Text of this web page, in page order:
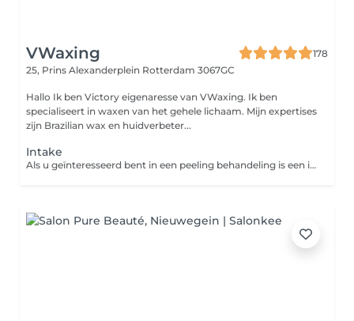
VWaxing
178
25, Prins Alexanderplein Rotterdam 3067GC
Hallo Ik ben Victory eigenaresse van VWaxing. Ik ben
specialiseert in waxen van het gehele lichaam. Mijn expertises
zijn Brazilian wax en huidverbeter...
Intake
Als u geïnteresseerd bent in een peeling behandeling is een intakegesprek meestal nodig. Tijdens dit gesprek maken wij kennis met u en uw huid, brengt de voorgeschiedenis en uw klachten in kaart en beoordeelt of u veilig behandeld kan worden. Op basis daarvan zal samen met u een behandelplan opgesteld worden. Er wordt met u besproken welke behandelingen geadviseerd worden, hoeveel behandelingen we denken nodig te hebben, welke resultaten u mag verwachten, wat de kosten zullen zijn en u krijgt informatie met betrekking tot eventuele voor- en nazorg